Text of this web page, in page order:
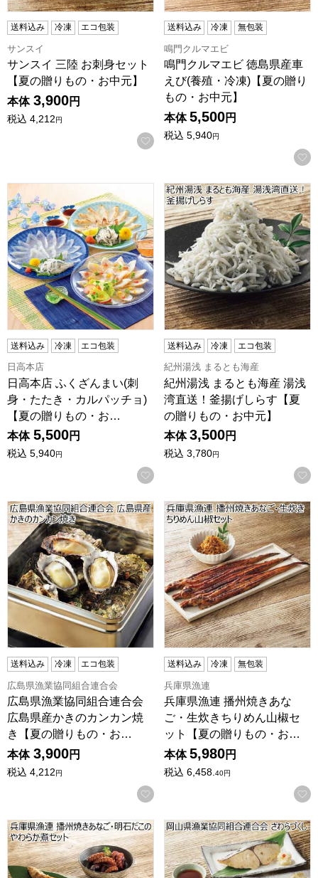
送料込み 冷凍 エコ包装
サンスイ
サンスイ 三陸 お刺身セット
【夏の贈りもの・お中元】
本体 3,900円
税込 4,212円
お気に入りに登録する
送料込み 冷凍 無包装
鳴門クルマエビ
鳴門クルマエビ 徳島県産車
えび(養殖・冷凍)【夏の贈り
もの・お中元】
本体 5,500円
税込 5,940円
日高本店 ふくざんまい(刺身・たたき・カルパッチョ)【夏
送料込み 冷凍 エコ包装
日高本店
日高本店 ふくざんまい(刺
身・たたき・カルパッチョ)
【夏の贈りもの・お…
本体 5,500円
税込 5,940円
お気に入りに登録する
紀州湯浅 まるとも海産 湯浅
送料込み 冷凍 エコ包装
紀州湯浅 まるとも海産
紀州湯浅 まるとも海産 湯浅
湾直送！釜揚げしらす【夏
の贈りもの・お中元】
本体 3,500円
税込 3,780円
広島県漁業協同組合連合会 広島県産かきのカンカン焼き【
送料込み 冷凍 エコ包装
広島県漁業協同組合連合会
広島県漁業協同組合連合会
広島県産かきのカンカン焼
き【夏の贈りもの・お…
本体 3,900円
税込 4,212円
お気に入りに登録する
兵庫県漁連 播州焼きあなご
送料込み 冷凍 無包装
兵庫県漁連
兵庫県漁連 播州焼きあな
ご・生炊きちりめん山椒セ
ット【夏の贈りもの・お…
本体 5,980円
税込 6,458. 40円
兵庫県漁連 播州焼きあなご・明石だこのやわらか煮セット
岡山県漁業協同組合連合会